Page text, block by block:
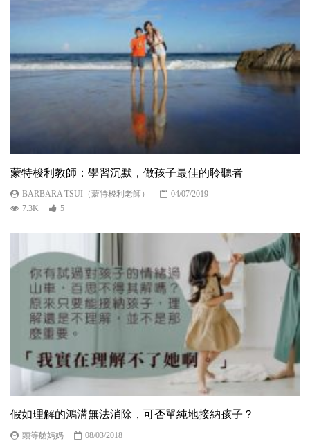
蒙特梭利教師：學習沉默，做孩子最佳的聆聽者
BARBARA TSUI（蒙特梭利老師）
04/07/2019
7.3K
5
假如理解的鴻溝無法消除，可否單純地接納孩子？
頭等艙媽媽
08/03/2018